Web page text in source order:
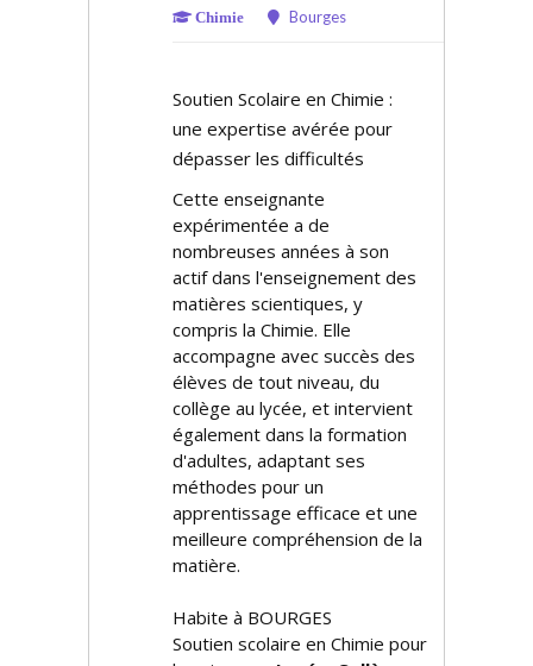
Chimie Bourges
Soutien Scolaire en Chimie :
une expertise avérée pour
dépasser les difficultés
Cette enseignante
expérimentée a de
nombreuses années à son
actif dans l'enseignement des
matières scientifiques, y
compris la Chimie. Elle
accompagne avec succès des
élèves de tout niveau, du
collège au lycée, et intervient
également dans la formation
d'adultes, adaptant ses
méthodes pour un
apprentissage efficace et une
meilleure compréhension de la
matière.
Habite à BOURGES
Soutien scolaire en Chimie pour